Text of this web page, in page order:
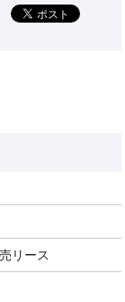
リース